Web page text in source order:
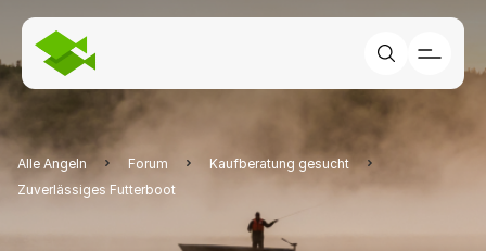
Alle Angeln Forum
Kaufberatung gesucht
Zuverlässiges Futterboot